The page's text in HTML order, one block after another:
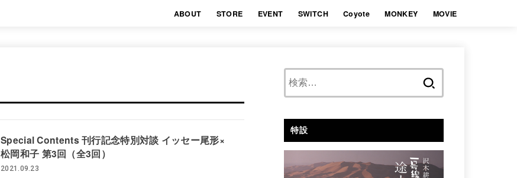
ABOUT STORE EVENT SWITCH Coyote MONKEY MOVIE
Special Contents 刊行記念特別対談 イッセー尾形×
松岡和子 第3回（全3回）
2021.09.23
特設